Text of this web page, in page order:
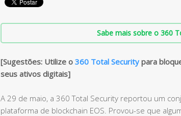
Sabe mais sobre o 360
[Sugestões: Utilize o 360 Total Security para
seus ativos digitais]
A 29 de maio, a 360 Total Security reportou um
plataforma de blockchain EOS. Provou-se que